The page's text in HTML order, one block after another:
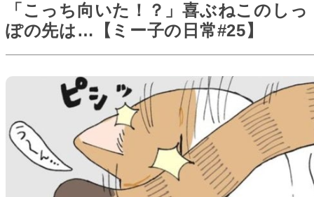
「こっち向いた！？」喜ぶねこのしっ
ぽの先は…【ミー子の日常#25】